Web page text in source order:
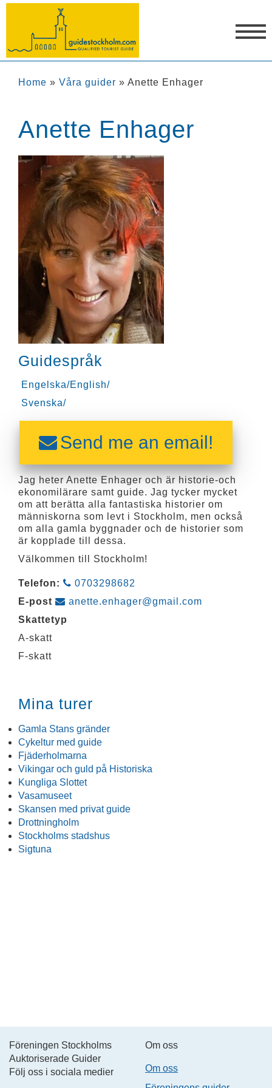
Home » Våra guider » Anette Enhager
Anette Enhager
Guidespråk
Engelska/English/
Svenska/
Send me an email!
Jag heter Anette Enhager och är historie-och
ekonomilärare samt guide. Jag tycker mycket
om att berätta alla fantastiska historier om
människorna som levt i Stockholm, men också
om alla gamla byggnader och de historier som
är kopplade till dessa.
Välkommen till Stockholm!
Telefon:
0703298682
E-post
anette.enhager@gmail.com
Skattetyp
A-skatt
F-skatt
Mina turer
Gamla Stans gränder
Cykeltur med guide
Fjäderholmarna
Vikingar och guld på Historiska
Kungliga Slottet
Vasamuseet
Skansen med privat guide
Drottningholm
Stockholms stadshus
Sigtuna
Föreningen Stockholms
Auktoriserade Guider
Följ oss i sociala medier
Om oss
Om oss